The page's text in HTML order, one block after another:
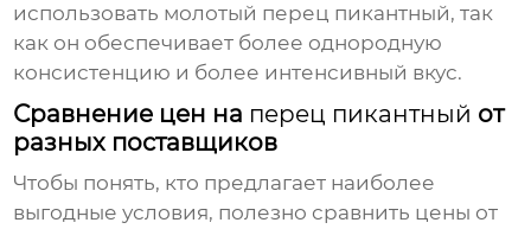
использовать молотый перец пикантный, так
как он обеспечивает более однородную
консистенцию и более интенсивный вкус.
Сравнение цен на перец пикантный от
разных поставщиков
Чтобы понять, кто предлагает наиболее
выгодные условия, полезно сравнить цены от